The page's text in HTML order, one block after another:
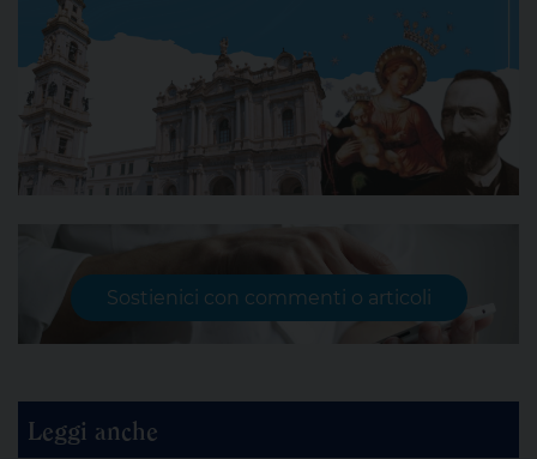
Sostienici con commenti o articoli
Leggi anche